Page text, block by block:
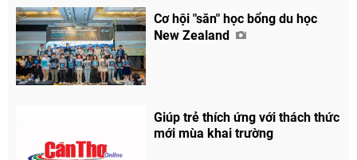
Cơ hội "săn" học bổng du học
New Zealand
Giúp trẻ thích ứng với thách thức
mới mùa khai trường